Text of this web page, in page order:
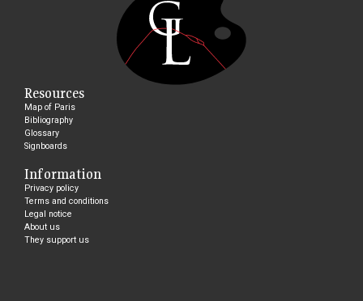
Resources
Map of Paris
Bibliography
Glossary
Signboards
Information
Privacy policy
Terms and conditions
Legal notice
About us
They support us